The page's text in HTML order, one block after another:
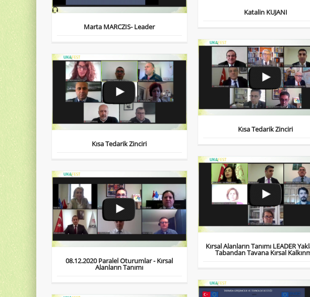
Katalin KUJANI
Marta MARCZIS- Leader
Kısa Tedarik Zinciri
Kısa Tedarik Zinciri
Kırsal Alanların Tanımı LEADER
Tabandan Tavana Kırsal
08.12.2020 Paralel Oturumlar - Kırsal
Alanların Tanımı